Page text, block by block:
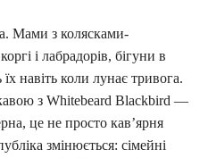
Мами з колясками-
і лабрадорів, бігуни в
навіть коли лунає тривога.
з Whitebeard Blackbird —
це не просто кав’ярня
змінюється: сімейні